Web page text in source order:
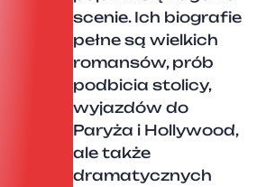
scenie. Ich biografie
pełne są wielkich
romansów, prób
podbicia stolicy,
wyjazdów do
Paryża i Hollywood,
ale także
dramatycznych